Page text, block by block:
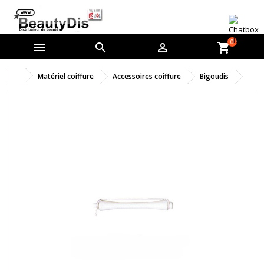
   shopping_cart0
Matériel coiffure Accessoires coiffure Bigoudis